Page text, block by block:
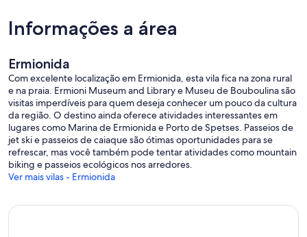
• Table tennis and half basketball court
• Seaside decks for yoga, meditation, or sunset viewing
(SUPs), snorkeling, and fishing gear (upon request for quality
purposes)
• Beach games & toys: volleyball, rackets, inflatables, floating
loungers
• Board & outdoor games: chess, backgammon, Monopoly, bocce,
target games, Spikeball
• High-speed Starlink internet – reliable coverage throughout
indoor and outdoor areas, perfect for work, streaming, or staying
connected
protected cove, perfect for everyone to learn to swim safely. The
water is warm, calm, and shallow, not reaching 1 m in depth until
Informações a área
Ermionida
Com excelente localização em Ermionida, esta vila fica na zona rural
e na praia. Ermioni Museum and Library e Museu de Bouboulina são
visitas imperdíveis para quem deseja conhecer um pouco da cultura
da região. O destino ainda oferece atividades interessantes em
lugares como Marina de Ermionida e Porto de Spetses. Passeios de
jet ski e passeios de caiaque são ótimas oportunidades para se
refrescar, mas você também pode tentar atividades como mountain
biking e passeios ecológicos nos arredores.
Ver mais vilas - Ermionida